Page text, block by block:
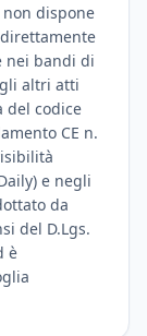
dispone
nei bandi di
altri atti
del codice
CE n.
e negli
da
del D.Lgs.
è